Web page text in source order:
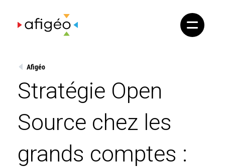
content
Afigéo
Stratégie Open
Source chez les
grands comptes :